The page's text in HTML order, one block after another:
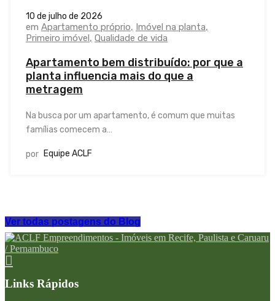
10 de julho de 2026
em Apartamento próprio Imóvel na planta
Primeiro imóvel Qualidade de vida
Apartamento bem distribuído: por que a
planta influencia mais do que a
metragem
Na busca por um apartamento, é comum que muitas
famílias comecem a…
por Equipe ACLF
Ver todas postagens do Blog
Links Rápidos